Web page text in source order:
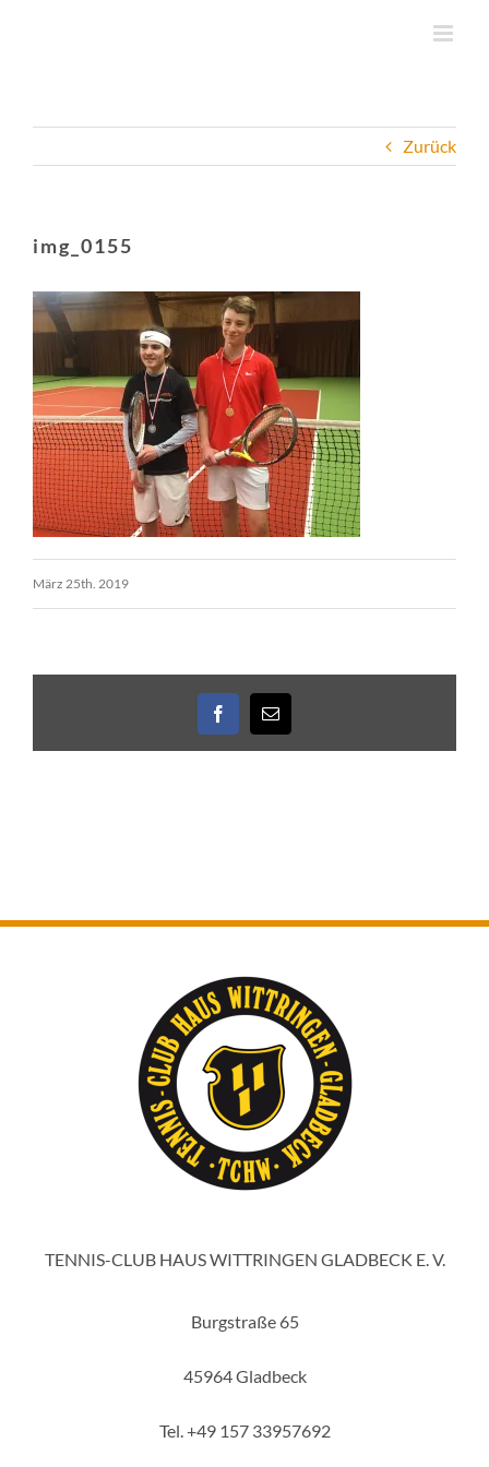
Zurück
img_0155
März 25th. 2019
Facebook
E-
Mail
TENNIS-CLUB HAUS WITTRINGEN GLADBECK E. V.
Burgstraße 65
45964 Gladbeck
Tel. +49 157 33957692